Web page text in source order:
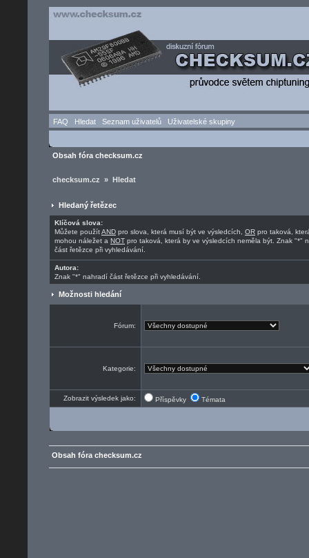
FAQ Hledat Seznam uživatelů Uživatelské skupiny
Obsah fóra checksum.cz
checksum.cz » Hledat
Hledaný řetězec
Klíčová slova:
Můžete použítAND pro slova, která musí být ve výsledcích, OR pro taková,
mohou náležet a NOT pro taková, která by ve výsledcích neměla být. Znak "*"
část řetězce při vyhledávání.
Autora:
Znak "*" nahradí část řetězce při vyhledávání.
Možnosti hledání
Fórum:
Kategorie:
Zobrazit výsledek jako: Příspěvky Témata
Obsah fóra checksum.cz